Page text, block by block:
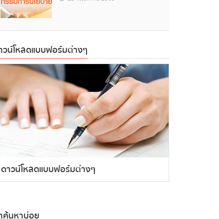
วน์โหลดแบบฟอร์มต่างๆ
ดาวน์โหลดแบบฟอร์มต่างๆ
ค้นหาบ่อย